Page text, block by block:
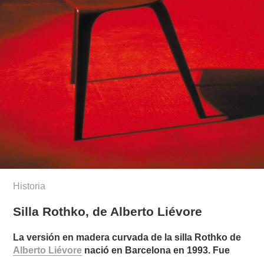
Historia
Silla Rothko, de Alberto Liévore
La versión en madera curvada de la silla Rothko de
Alberto Liévore nació en Barcelona en 1993. Fue